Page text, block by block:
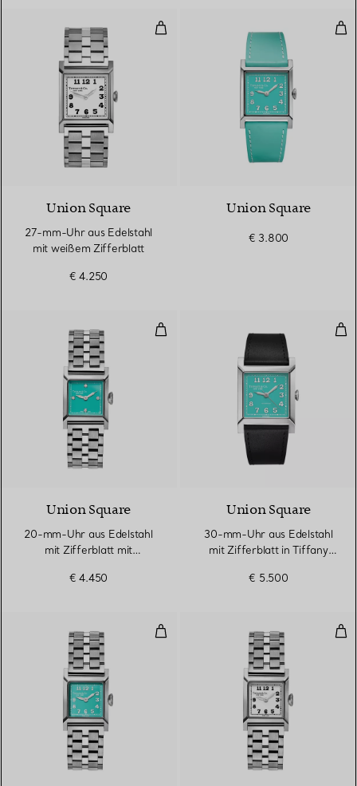
27-mm-Uhr aus Edelstahl mit
Union Square
27-mm-Uhr aus Edelstahl
mit weißem Zifferblatt
€ 4.250
Union Square
€ 3.800
20-mm-Uhr aus Edelstahl mit
Union Square
20-mm-Uhr aus Edelstahl
mit Zifferblatt mit
€ 4.450
Union Square
30-mm-Uhr aus Edelstahl
mit Zifferblatt in Tiffany
€ 5.500
20-mm-Uhr aus Edelstahl mit
2 Farben